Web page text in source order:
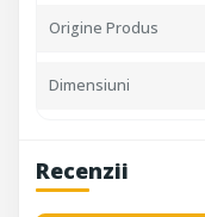
Origine Produs
Dimensiuni
Recenzii